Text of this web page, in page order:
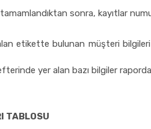
sonra, kayıtlar
etikette bulunan müşteri
yer alan bazı bilgiler
TABLOSU